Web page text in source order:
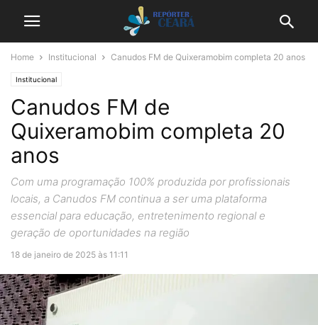
Home Institucional Canudos FM de Quixeramobim completa 20 anos
Institucional
Canudos FM de
Quixeramobim completa 20
anos
Com uma programação 100% produzida por profissionais
locais, a Canudos FM continua a ser uma plataforma
essencial para educação, entretenimento regional e
geração de oportunidades na região
18 de janeiro de 2025 às 11:11